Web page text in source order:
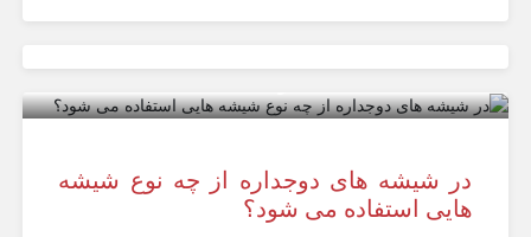
در شیشه های دوجداره از چه نوع شیشه
هایی استفاده می شود؟